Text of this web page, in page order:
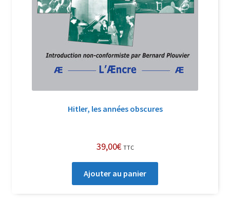
Soutien à Philippe Randa
Suivi de la Commande
Hitler, les années obscures
39,00€ TTC
Ajouter au panier